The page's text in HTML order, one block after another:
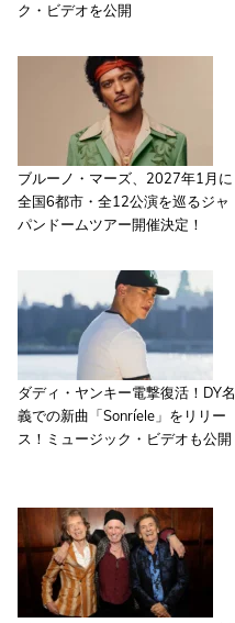
ク・ビデオを公開
ブルーノ・マーズ、2027年1月に
全国6都市・全12公演を巡るジャ
パンドームツアー開催決定！
ダディ・ヤンキー電撃復活！DY名
義での新曲「Sonríele」をリリー
ス！ミュージック・ビデオも公開